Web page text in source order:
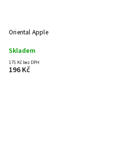
Oriental Apple
Skladem
175 Kč bez DPH
196 Kč